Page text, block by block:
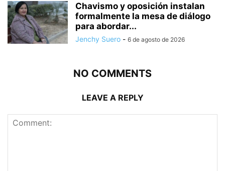
Chavismo y oposición instalan
formalmente la mesa de diálogo
para abordar...
Jenchy Suero - 6 de agosto de 2026
NO COMMENTS
LEAVE A REPLY